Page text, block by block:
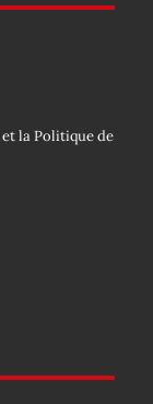
et laPolitique de